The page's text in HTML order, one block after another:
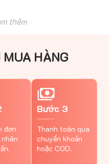
thêm
HÀNG
đơn
Bước 3
Thanh toán qua
chuyển khoản
hoặc COD.